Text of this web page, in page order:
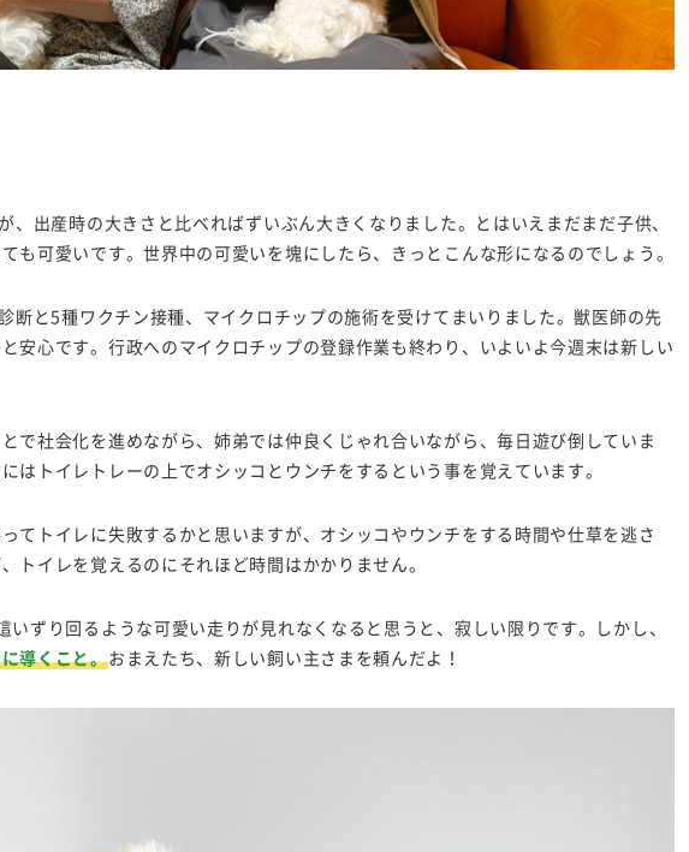
、出産時の大きさと比べればずいぶん大きくなりました。とはいえまだまだ子供、
も可愛いです。世界中の可愛いを塊にしたら、きっとこんな形になるのでしょう。
断と5種ワクチン接種、マイクロチップの施術を受けてまいりました。獣医師の先
安心です。行政へのマイクロチップの登録作業も終わり、いよいよ今週末は新しい
で社会化を進めながら、姉弟では仲良くじゃれ合いながら、毎日遊び倒していま
はトイレトレーの上でオシッコとウンチをするという事を覚えています。
てトイレに失敗するかと思いますが、オシッコやウンチをする時間や仕草を逃さ
トイレを覚えるのにそれほど時間はかかりません。
ずり回るような可愛い走りが見れなくなると思うと、寂しい限りです。しかし、
導くこと。おまえたち、新しい飼い主さまを頼んだよ！